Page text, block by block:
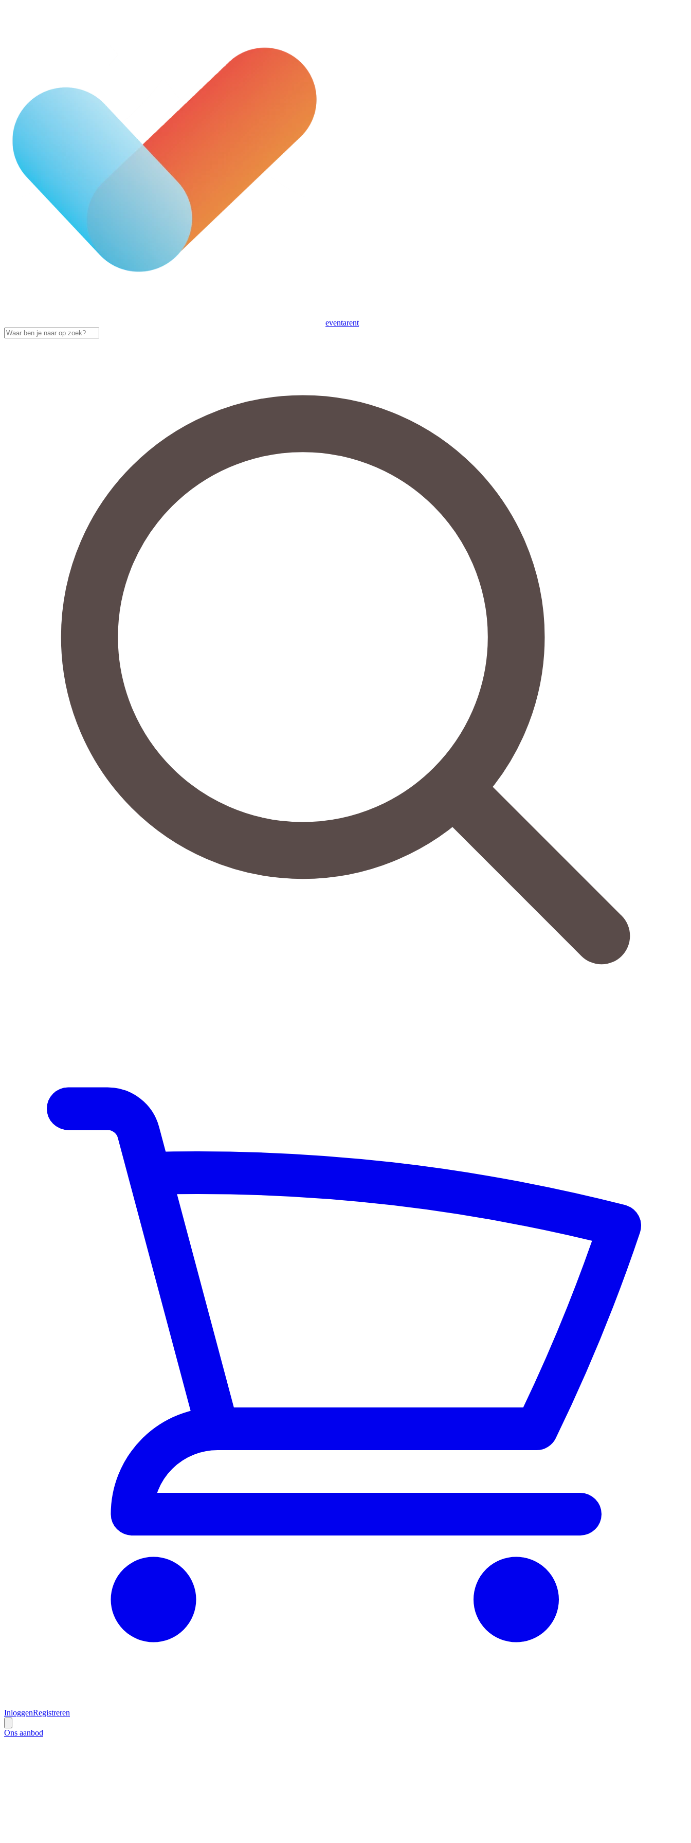
eventarent
InloggenRegistreren
Ons aanbod